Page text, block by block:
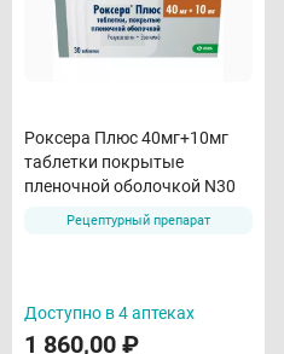
Роксера Плюс 40мг+10мг
таблетки покрытые
пленочной оболочкой N30
Рецептурный препарат
Доступно в 4 аптеках
1 860,00 ₽